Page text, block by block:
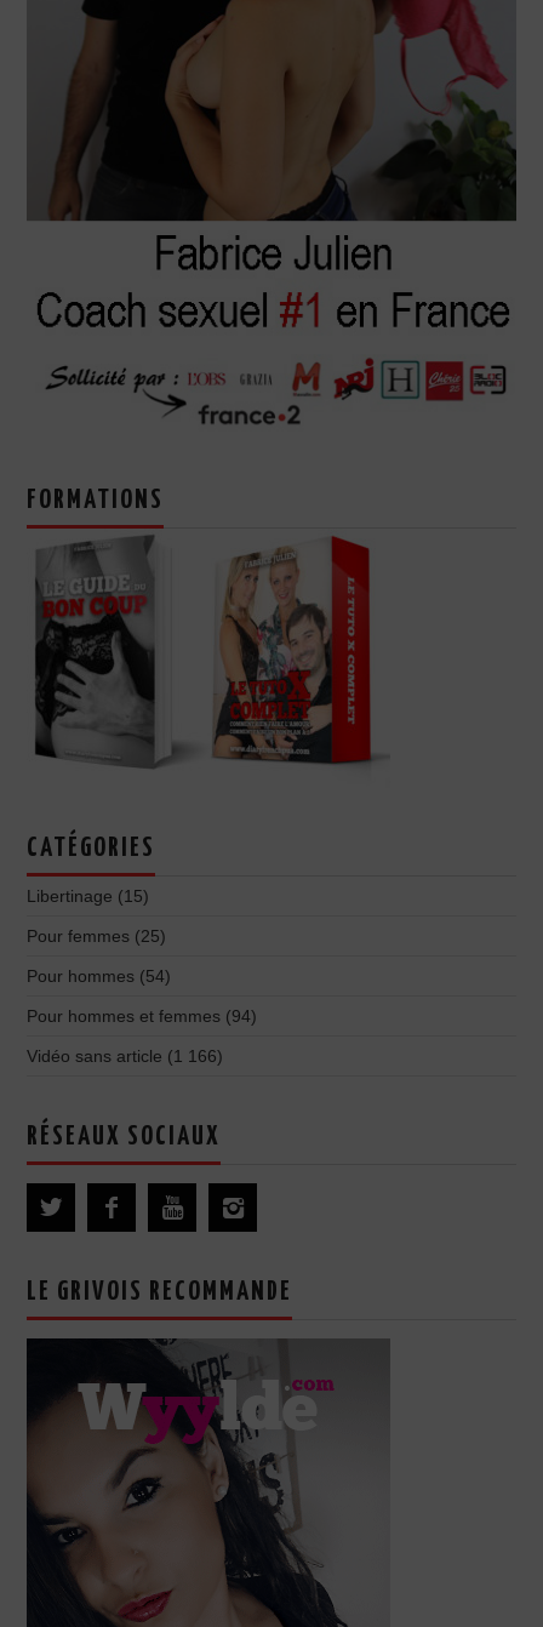
FORMATIONS
CATÉGORIES
Libertinage (15)
Pour femmes (25)
Pour hommes (54)
Pour hommes et femmes (94)
Vidéo sans article (1 166)
RÉSEAUX SOCIAUX
LE GRIVOIS RECOMMANDE